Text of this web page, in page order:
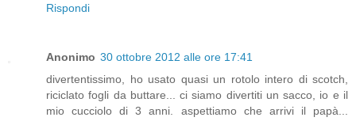
Rispondi
Anonimo 30 ottobre 2012 alle ore 17:41
divertentissimo, ho usato quasi un rotolo intero di scotch,
riciclato fogli da buttare... ci siamo divertiti un sacco, io e il
mio cucciolo di 3 anni. aspettiamo che arrivi il papà...